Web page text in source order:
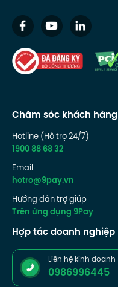
Chăm sóc khách hàng
Hotline (Hỗ trợ 24/7)
1900 88 68 32
Email
hotro@9pay.vn
Hướng dẫn trợ giúp
Trên ứng dụng 9Pay
Hợp tác doanh nghiệp
Liên hệ kinh doanh
0986996445